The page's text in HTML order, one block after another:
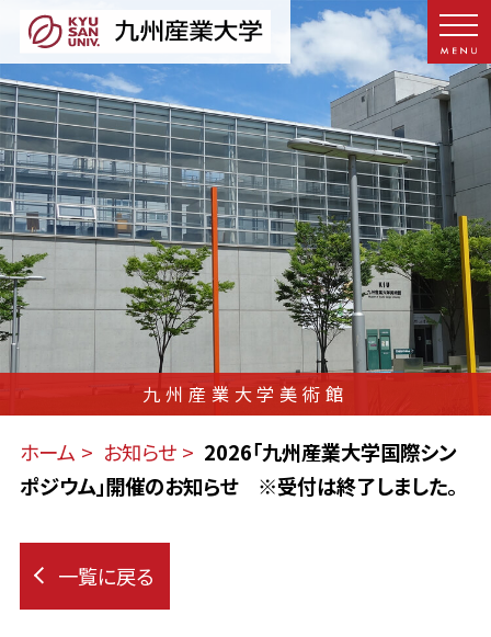
九州産業大学美術館
ホーム お知らせ
2026「九州産業大学国際シン
ポジウム」開催のお知らせ ※受付は終了しました。
一覧に戻る